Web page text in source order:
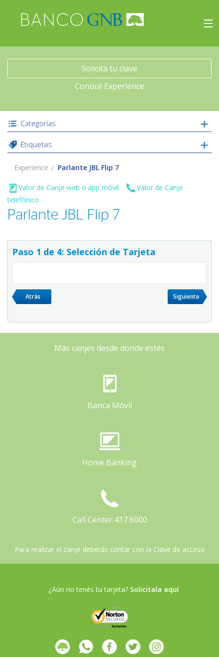
Beneficios
Experience
Acceso
Solicitá tu clave
Conocé Experience
Categorías
Etiquetas
Experience Parlante JBL Flip 7
Valor de Canje web o app móvil
Valor de Canje
telefónico
Parlante JBL Flip 7
Paso 1 de 4: Selección de Tarjeta
Atrás Siguiente
Más canjes desde donde estés
Banca Móvil
Home Banking
Call Center 417 6000
Para realizar el canje deberás contar con la Clave de acceso
¿Aún no tenés tu tarjeta? Solicitala aquí